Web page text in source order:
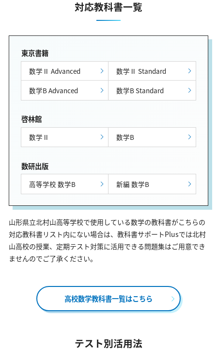
対応教科書一覧
東京書籍
数学Ⅱ Advanced
数学Ⅱ Standard
数学B Advanced
数学B Standard
啓林館
数学Ⅱ 数学B
数研出版
高等学校 数学B 新編 数学B
山形県立北村山高等学校で使用している数学の教科書がこちらの
対応教科書リスト内にない場合は、教科書サポートPlusでは北村
山高校の授業、定期テスト対策に活用できる問題集はご用意でき
ませんのでご了承ください。
高校数学教科書一覧はこちら
テスト別活用法